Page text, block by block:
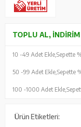
TOPLU AL,
10 -49 Adet Ekle, Sepette
50 -99 Adet Ekle, Sepette
100 -1000 Adet Ekle,
Ürün Etiketleri: